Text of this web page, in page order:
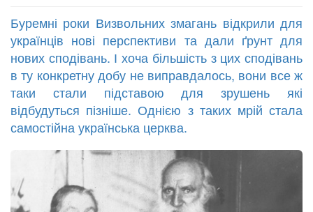
Буремні роки Визвольних змагань відкрили для
українців нові перспективи та дали ґрунт для
нових сподівань. І хоча більшість з цих сподівань
в ту конкретну добу не виправдалось, вони все ж
таки стали підставою для зрушень які
відбудуться пізніше. Однією з таких мрій стала
самостійна українська церква.